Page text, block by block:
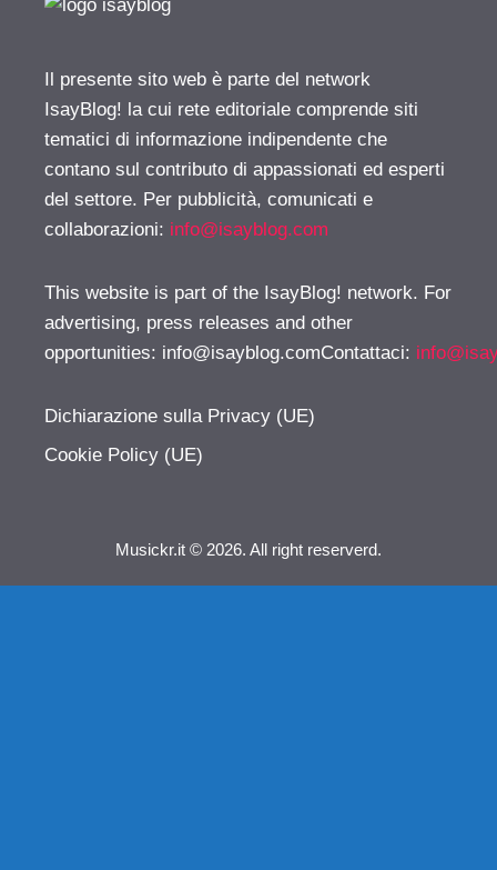
Il presente sito web è parte del network
IsayBlog! la cui rete editoriale comprende siti
tematici di informazione indipendente che
contano sul contributo di appassionati ed esperti
del settore. Per pubblicità, comunicati e
collaborazioni: info@isayblog.com
This website is part of the IsayBlog! network. For
advertising, press releases and other
opportunities: info@isayblog.comContattaci:
Dichiarazione sulla Privacy (UE)
Cookie Policy (UE)
Musickr.it © 2026. All right reserverd.